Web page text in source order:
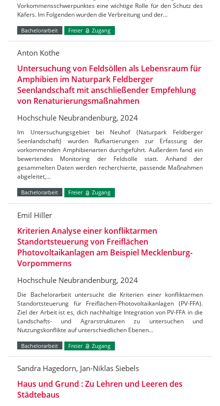
Vorkommensschwerpunktes eine wichtige Rolle für den Schutz des
Käfers. Im Folgenden wurden die Verbreitung und der…
Bachelorarbeit Freier Zugang
Anton Kothe
Untersuchung von Feldsöllen als Lebensraum für
Amphibien im Naturpark Feldberger
Seenlandschaft mit anschließender Empfehlung
von Renaturierungsmaßnahmen
Hochschule Neubrandenburg, 2024
Im Untersuchungsgebiet bei Neuhof (Naturpark Feldberger
Seenlandschaft) wurden Rufkartierungen zur Erfassung der
vorkommenden Amphibienarten durchgeführt. Außerdem fand ein
bewertendes Monitoring der Feldsölle statt. Anhand der
gesammelten Daten werden recherchierte, passende Maßnahmen
abgeleitet,…
Bachelorarbeit Freier Zugang
Emil Hiller
Kriterien Analyse einer konfliktarmen
Standortsteuerung von Freiflächen
Photovoltaikanlagen am Beispiel Mecklenburg-
Vorpommerns
Hochschule Neubrandenburg, 2024
Die Bachelorarbeit untersucht die Kriterien einer konfliktarmen
Standortsteuerung für Freiflächen-Photovoltaikanlagen (PV-FFA).
Ziel der Arbeit ist es, dich nachhaltige Integration von PV-FFA in die
Landschafts- und Agrarstrukturen zu untersuchen und
Nutzungskonflikte auf unterschiedlichen Ebenen…
Bachelorarbeit Freier Zugang
Sandra Hagedorn, Jan-Niklas Siebels
Haus und Grund : Zu Lehren und Leeren des
Städtebaus